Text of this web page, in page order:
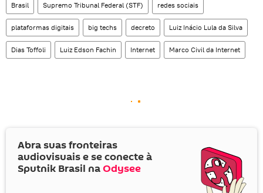
Brasil Supremo Tribunal Federal (STF) redes sociais
plataformas digitais big techs decreto Luiz Inácio Lula da Silva
Dias Toffoli Luiz Edson Fachin Internet Marco Civil da Internet
Abra suas fronteiras
audiovisuais e se conecte à
Sputnik Brasil naOdysee